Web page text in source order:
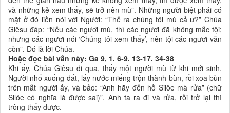
và những kẻ xem thấy, sẽ trở nên mù”. Những người biệt phái có
mặt ở đó liền nói với Người: “Thế ra chúng tôi mù cả ư?” Chúa
Giêsu đáp: “Nếu các ngươi mù, thì các ngươi đã không mắc tội;
nhưng các ngươi nói ‘Chúng tôi xem thấy’, nên tội các ngươi vẫn
còn”. Đó là lời Chúa.
Hoặc đọc bài vắn này: Ga 9, 1. 6-9. 13-17. 34-38
Khi ấy, Chúa Giêsu đi qua, thấy một người mù từ khi mới sinh.
Người nhổ xuống đất, lấy nước miếng trộn thành bùn, rồi xoa bùn
trên mắt người ấy, và bảo: “Anh hãy đến hồ Silôe mà rửa” (chữ
Silôe có nghĩa là được sai)”. Anh ta ra đi và rửa, rồi trở lại thì
trông thấy được.